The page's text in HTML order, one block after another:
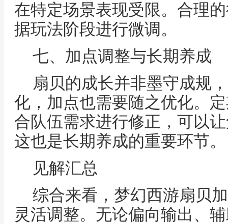
在特定场景表现受限。合理
据玩法阶段进行微调。
七、加点调整与长期养成
扇贝的成长并非墨守成规
化，加点也需要随之优化。
合队伍需求进行修正，可以
这也是长期养成的重要环节。
见解汇总
综合来看，梦幻西游扇贝
灵活调整。无论偏向输出、